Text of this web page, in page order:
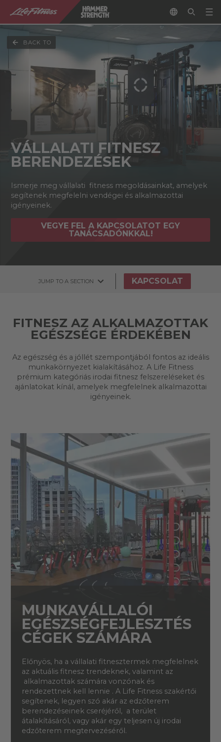
BACK TO
VÁLLALATI FITNESZ
BERENDEZÉSEK
Ismerje meg vállalati fitness megoldásainkat, amelyek
segítenek megfelelni vendégei és alkalmazottai
igényeinek.
VEGYE FEL A KAPCSOLATOT EGY
TANÁCSADÓNKKAL!
JUMP TO A SECTION KAPCSOLAT
FITNESZ AZ ALKALMAZOTTAK
EGÉSZSÉGE ÉRDEKÉBEN
Az egészség és a jóllét szempontjából fontos az ideális
munkakörnyezet kialakításához. A Life Fitness
prémium kategóriás irodai fitnesz felszereléseket és
ajánlatokat kínál, amelyek megfelelnek alkalmazottai
igényeinek.
MUNKAVÁLLALÓI
EGÉSZSÉGFEJLESZTÉS
CÉGEK SZÁMÁRA
Előnyös, ha a vállalati fitnesztermek megfelelnek
az aktuális fitnesz trendeknek, valamint az
alkalmazottak számára vonzónak és
rendezettnek kell lennie . A Life Fitness szakértői
segítenek, legyen szó akár az edzőterem
berendezéseinek cseréjéről, a terület
átalakításáról, vagy akár egy teljesen új irodai
edzőterem megtervezéséről.